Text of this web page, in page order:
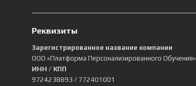
Реквизиты
Зарегистрированное название компании
ООО «Платформа Персонализированного Обучения»
ИНН / КПП
9724238893 / 772401001